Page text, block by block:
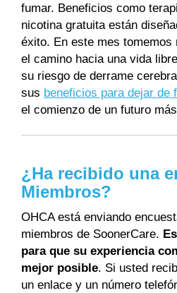
fumar. Beneficios como
nicotina gratuita están
éxito. En este mes tomemos
el camino hacia una vida
su riesgo de derrame
sus beneficios para dejar de
el comienzo de un futuro
¿Ha recibido una
Miembros?
OHCA está enviando
miembros de SoonerCare.
para que su experiencia
mejor posible. Si usted
un enlace y un número